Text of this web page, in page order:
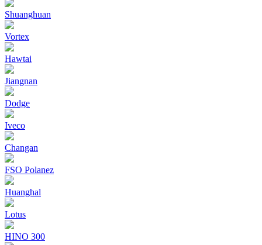
Shuanghuan
Vortex
Hawtai
Jiangnan
Dodge
Iveco
Changan
FSO Polanez
Huanghal
Lotus
HINO 300